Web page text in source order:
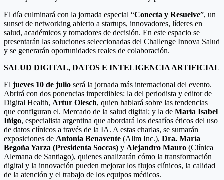
El día culminará con la jornada especial “Conecta y Resuelve”, un
sunset de networking abierto a startups, innovadores, líderes en
salud, académicos y tomadores de decisión. En este espacio se
presentarán las soluciones seleccionadas del Challenge Innova Salud
y se generarán oportunidades reales de colaboración.
SALUD DIGITAL, DATOS E INTELIGENCIA ARTIFICIAL
El jueves 10 de julio será la jornada más internacional del evento.
Abrirá con dos ponencias imperdibles: la del periodista y editor de
Digital Health, Artur Olesch, quien hablará sobre las tendencias
que configuran el. Mercado de la salud digital; y la de María Isabel
Iñigo, especialista argentina que abordará los desafíos éticos del uso
de datos clínicos a través de la IA. A estas charlas, se sumarán
exposiciones de Antonia Benavente (Allm Inc.), Dra. María
Begoña Yarza (Presidenta Soccas) y Alejandro Mauro (Clínica
Alemana de Santiago), quienes analizarán cómo la transformación
digital y la innovación pueden mejorar los flujos clínicos, la calidad
de la atención y el trabajo de los equipos médicos.